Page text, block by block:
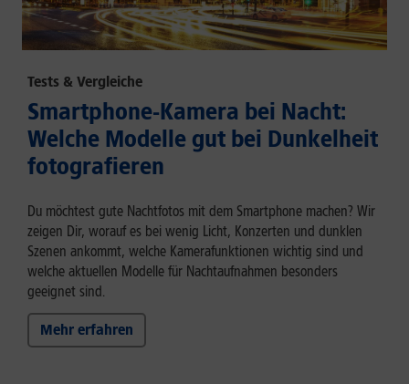
Tests & Vergleiche
Smartphone-Kamera bei Nacht:
Welche Modelle gut bei Dunkelheit
fotografieren
Du möchtest gute Nachtfotos mit dem Smartphone machen? Wir
zeigen Dir, worauf es bei wenig Licht, Konzerten und dunklen
Szenen ankommt, welche Kamerafunktionen wichtig sind und
welche aktuellen Modelle für Nachtaufnahmen besonders
geeignet sind.
Mehr erfahren